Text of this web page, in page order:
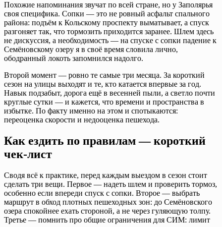
Похожие напоминания звучат по всей стране, но у Заполярья
своя специфика. Сопки — это не ровный асфальт спального
района: подъём к Кольскому проспекту выматывает, а спуск
разгоняет так, что тормозить приходится заранее. Шлем здесь
не дискуссия, а необходимость — на спуске с сопки падение к
Семёновскому озеру я в своё время словила лично,
ободранный локоть запомнился надолго.
Второй момент — ровно те самые три месяца. За короткий
сезон на улицы выходят и те, кто катается впервые за год.
Навык подзабыт, дорога ещё в весенней пыли, а светло почти
круглые сутки — и кажется, что времени и пространства в
избытке. По факту именно на этом и спотыкаются:
переоценка скорости и недооценка пешехода.
Как ездить по правилам — короткий
чек-лист
Сводя всё к практике, перед каждым выездом в сезон стоит
сделать три вещи. Первое — надеть шлем и проверить тормоз,
особенно если впереди спуск с сопки. Второе — выбрать
маршрут в обход плотных пешеходных зон: до Семёновского
озера спокойнее ехать стороной, а не через гуляющую толпу.
Третье — помнить про общие ограничения для СИМ: лимит